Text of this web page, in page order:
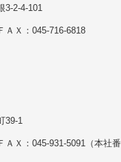
3-2-4-101
Ｘ：045-716-6818
39-1
Ｘ：045-931-5091（本社番